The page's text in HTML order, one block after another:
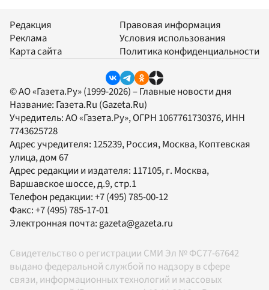
Редакция
Реклама
Карта сайта
Правовая информация
Условия использования
Политика конфиденциальности
© АО «Газета.Ру» (1999-2026) – Главные новости дня
Название: Газета.Ru (Gazeta.Ru)
Учредитель:АО «Газета.Ру», ОГРН 1067761730376, ИНН
7743625728
Адрес учредителя: 125239, Россия, Москва, Коптевская
улица, дом 67
Адрес редакции и издателя: 117105, г. Москва,
Варшавское шоссе, д.9, стр.1
Телефон редакции:+7 (495) 785-00-12
Факс:+7 (495) 785-17-01
Электронная почта: gazeta@gazeta.ru
Свидетельство о регистрации СМИ Эл № ФС77-67642
выдано федеральной службой по надзору в сфере
связи, информационных технологий и массовых